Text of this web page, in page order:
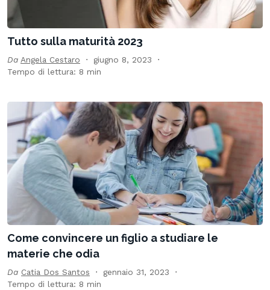
Tutto sulla maturità 2023
Da Angela Cestaro
giugno 8, 2023
Tempo di lettura: 8 min
Come convincere un figlio a studiare le
materie che odia
Da Catia Dos Santos
gennaio 31, 2023
Tempo di lettura: 8 min